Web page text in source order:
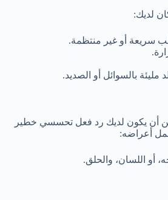
لديك:
سريعة أو غير منتظمة.
مليئة بالسوائل أو الصديد.
أن يكون لديك رد فعل تحسسي خطير
أعراضه:
أو اللسان، والحلق.